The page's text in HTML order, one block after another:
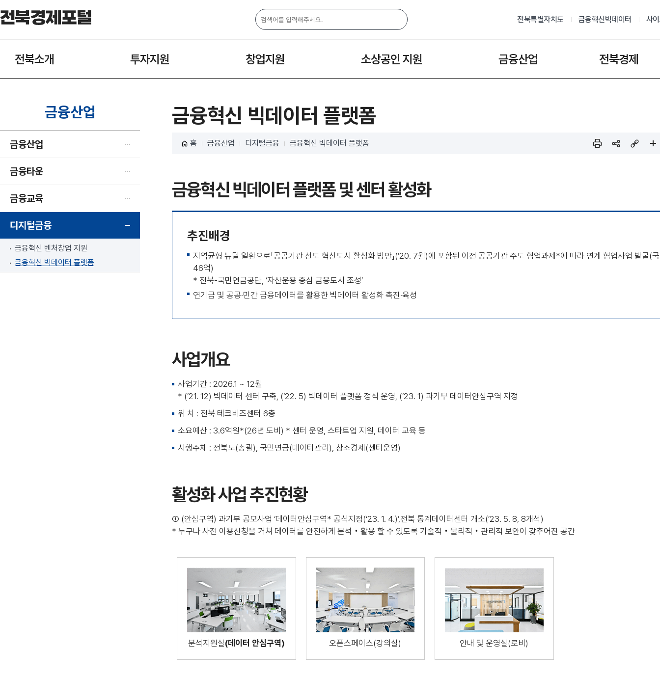
전북특별자치도 금융혁신빅데이터 사
전북소개 투자지원 창업지원 소상공인 지원 금융산업 전북경제
금융산업
금융산업
금융타운
금융교육
디지털금융
금융혁신 벤처창업 지원
금융혁신 빅데이터 플랫폼
금융혁신 빅데이터 플랫폼
홈 금융산업 디지털금융 금융혁신 빅데이터 플랫폼
금융혁신 빅데이터 플랫폼 및 센터 활성화
추진배경
지역균형 뉴딜 일환으로「공공기관 선도 혁신도시 활성화 방안」(’20. 7월)에 포함된 이전 공공기관 주도 협업과제*에 따라 연계 협업사업 발굴(
46억)
* 전북-국민연금공단, ‘자산운용 중심 금융도시 조성’
연기금 및 공공·민간 금융데이터를 활용한 빅데이터 활성화 촉진·육성
사업개요
사업기간 : 2026.1 ~ 12월
* (‘21. 12) 빅데이터 센터 구축, (‘22. 5) 빅데이터 플랫폼 정식 운영, (‘23. 1) 과기부 데이터안심구역 지정
위 치 : 전북 테크비즈센터 6층
소요예산 : 3.6억원*(26년 도비) * 센터 운영, 스타트업 지원, 데이터 교육 등
시행주체 : 전북도(총괄), 국민연금(데이터관리), 창조경제(센터운영)
활성화 사업 추진현황
① (안심구역) 과기부 공모사업 ‘데이터안심구역* 공식지정(‘23. 1. 4.)’,전북 통계데이터센터 개소(’23. 5. 8, 8개석)
* 누구나 사전 이용신청을 거쳐 데이터를 안전하게 분석‧활용 할 수 있도록 기술적‧물리적‧관리적 보안이 갖추어진 공간
분석지원실 (데이터 안심구역) 오픈스페이스(강의실) 안내 및 운영실(로비)